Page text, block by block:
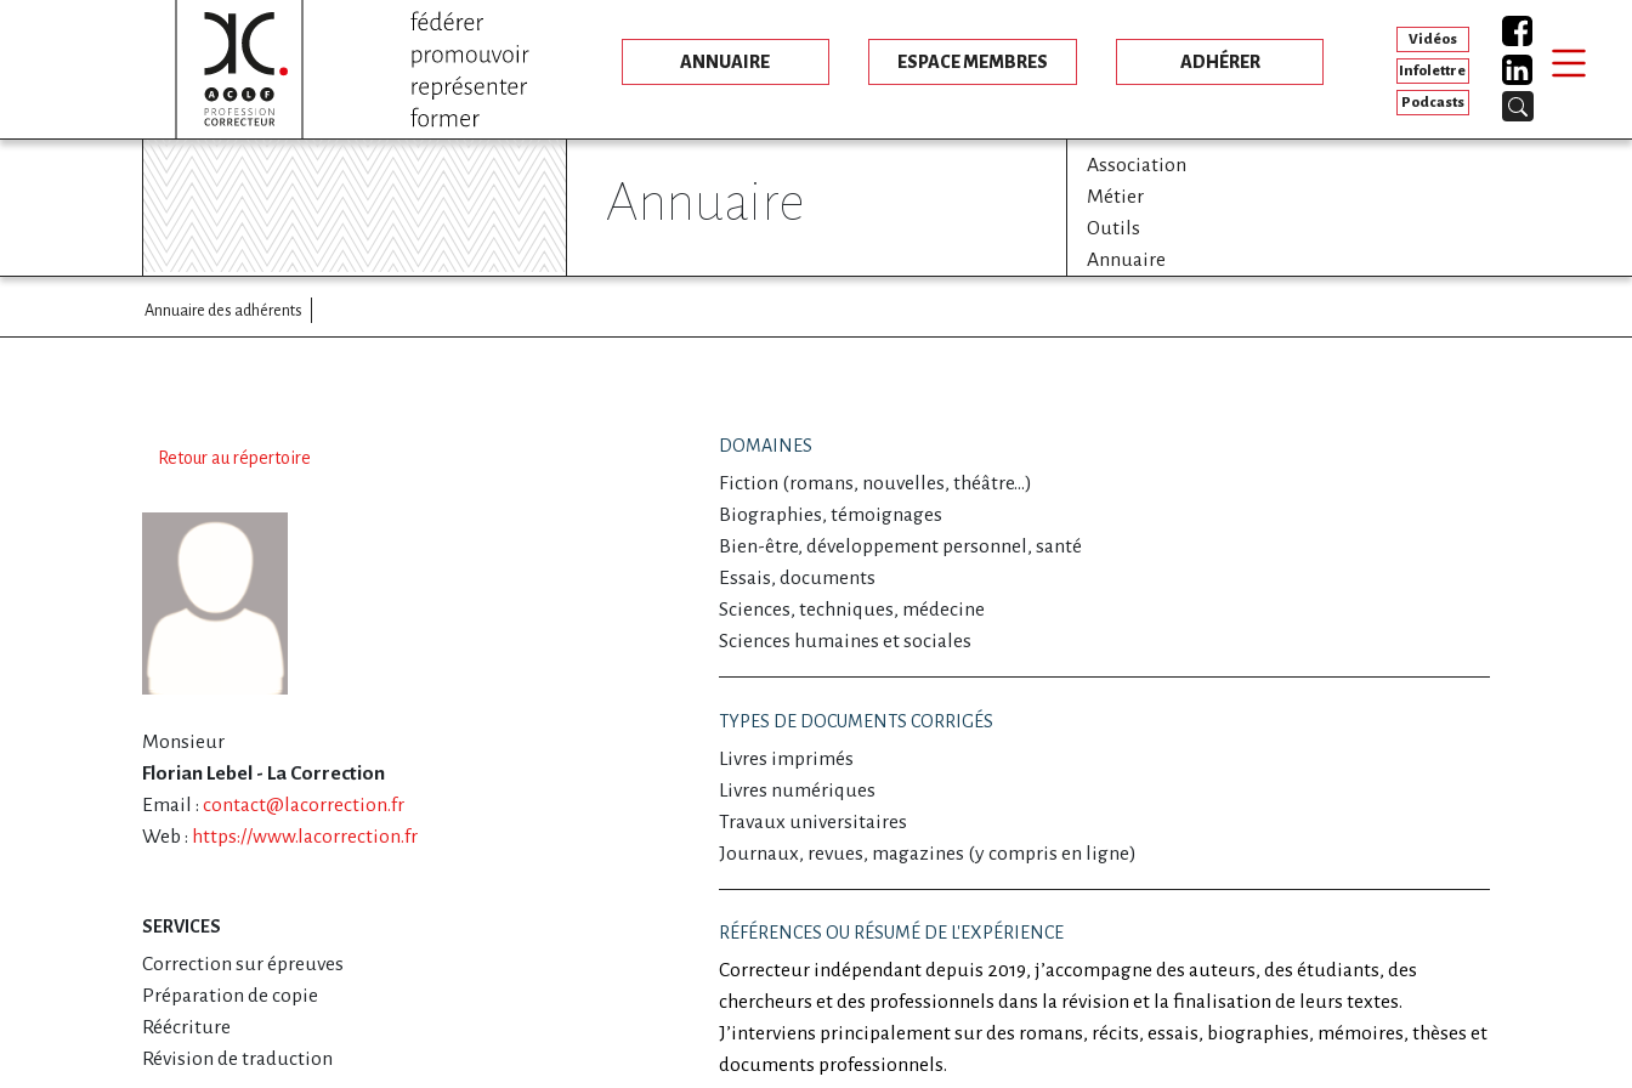
ANNUAIRE ESPACE MEMBRES ADHÉRER
Vidéos
Infolettre
Podcasts
annuaire
Association
Métier
Outils
Annuaire
Annuaire des adhérents
Retour au répertoire
Monsieur
Florian Lebel - La Correction
Email : contact@lacorrection.fr
Web : https://www.lacorrection.fr
SERVICES
Correction sur épreuves
Préparation de copie
Réécriture
Révision de traduction
DOMAINES
Fiction (romans, nouvelles, théâtre…)
Biographies, témoignages
Bien-être, développement personnel, santé
Essais, documents
Sciences, techniques, médecine
Sciences humaines et sociales
TYPES DE DOCUMENTS CORRIGÉS
Livres imprimés
Livres numériques
Travaux universitaires
Journaux, revues, magazines (y compris en ligne)
RÉFÉRENCES OU RÉSUMÉ DE L'EXPÉRIENCE
Correcteur indépendant depuis 2019, j’accompagne des auteurs, des étudiants, des
chercheurs et des professionnels dans la révision et la finalisation de leurs textes.
J’interviens principalement sur des romans, récits, essais, biographies, mémoires, thèses et
documents professionnels.